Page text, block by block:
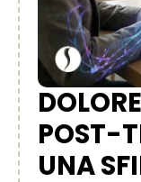
POST-
UNA